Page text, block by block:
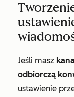
Jeśli masz
odbiorczą
ustawienie